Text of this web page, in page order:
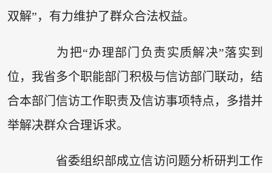
双解”，有力维护了群众合法权益。
为把“办理部门负责实质解决”落实到
位，我省多个职能部门积极与信访部门联动，结
合本部门信访工作职责及信访事项特点，多措并
举解决群众合理诉求。
省委组织部成立信访问题分析研判工作